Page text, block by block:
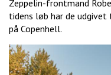
Zeppelin-frontmand
tidens løb har de
på Copenhell.